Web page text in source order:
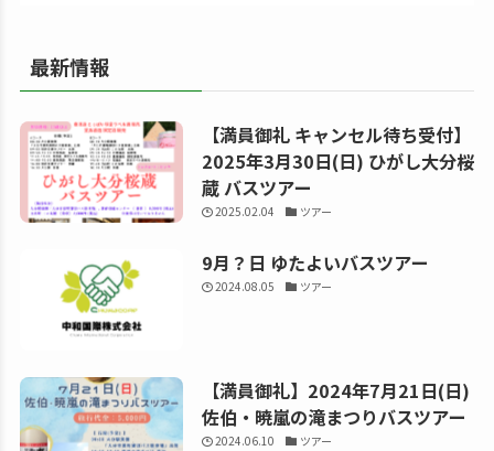
最新情報
【満員御礼 キャンセル待ち受付】
2025年3月30日(日) ひがし大分桜
蔵 バスツアー
2025.02.04 ツアー
9月？日 ゆたよいバスツアー
2024.08.05 ツアー
【満員御礼】2024年7月21日(日)
佐伯・暁嵐の滝まつりバスツアー
2024.06.10 ツアー